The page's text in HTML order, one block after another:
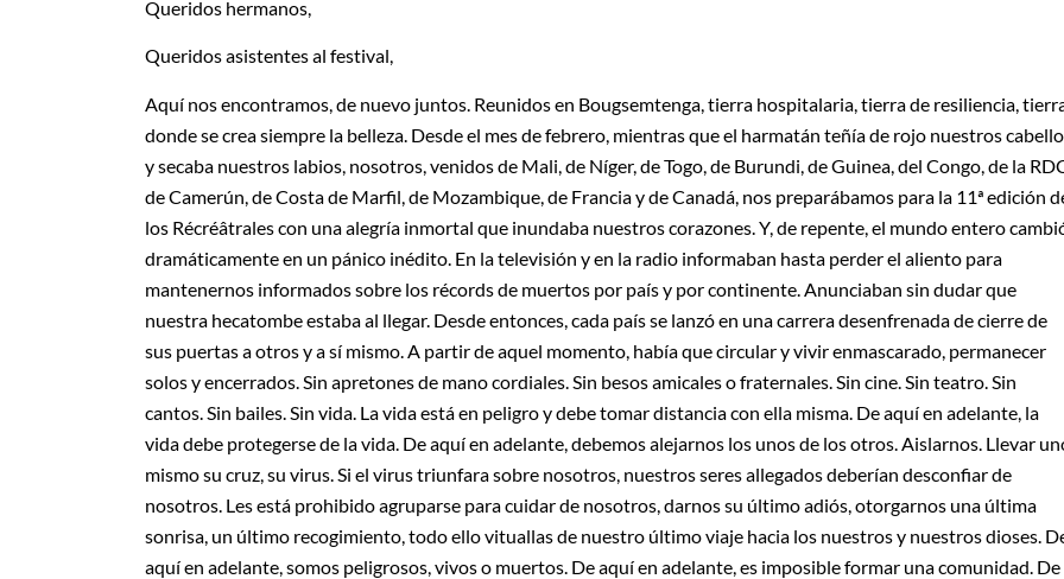
Queridos hermanos,
Queridos asistentes al festival,
Aquí nos encontramos, de nuevo juntos. Reunidos en Bougsemtenga, tierra hospitalaria, tierra de resiliencia,
donde se crea siempre la belleza. Desde el mes de febrero, mientras que el harmatán teñía de rojo nuestros
y secaba nuestros labios, nosotros, venidos de Mali, de Níger, de Togo, de Burundi, de Guinea, del Congo, de la
de Camerún, de Costa de Marfil, de Mozambique, de Francia y de Canadá, nos preparábamos para la 11ª edición
los Récréâtrales con una alegría inmortal que inundaba nuestros corazones. Y, de repente, el mundo entero
dramáticamente en un pánico inédito. En la televisión y en la radio informaban hasta perder el aliento para
mantenernos informados sobre los récords de muertos por país y por continente. Anunciaban sin dudar que
nuestra hecatombe estaba al llegar. Desde entonces, cada país se lanzó en una carrera desenfrenada de cierre de
sus puertas a otros y a sí mismo. A partir de aquel momento, había que circular y vivir enmascarado, permanecer
solos y encerrados. Sin apretones de mano cordiales. Sin besos amicales o fraternales. Sin cine. Sin teatro. Sin
cantos. Sin bailes. Sin vida. La vida está en peligro y debe tomar distancia con ella misma. De aquí en adelante, la
vida debe protegerse de la vida. De aquí en adelante, debemos alejarnos los unos de los otros. Aislarnos. Llevar
mismo su cruz, su virus. Si el virus triunfara sobre nosotros, nuestros seres allegados deberían desconfiar de
nosotros. Les está prohibido agruparse para cuidar de nosotros, darnos su último adiós, otorgarnos una última
sonrisa, un último recogimiento, todo ello vituallas de nuestro último viaje hacia los nuestros y nuestros dioses.
aquí en adelante, somos peligrosos, vivos o muertos. De aquí en adelante, es imposible formar una comunidad. De